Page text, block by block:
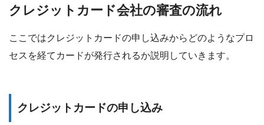
クレジットカード会社の審査の流れ
ここではクレジットカードの申し込みからどのようなプロ
セスを経てカードが発行されるか説明していきます。
クレジットカードの申し込み